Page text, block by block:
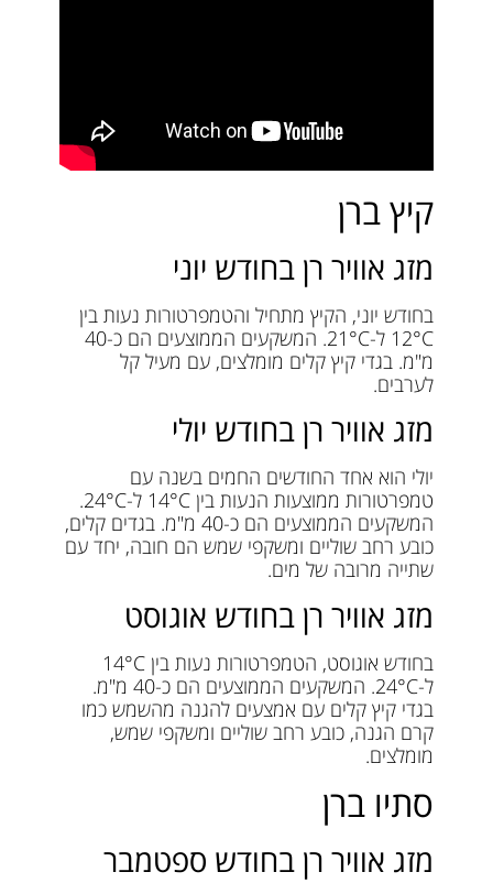
קיץ ברן
מזג אוויר רן בחודש יוני
בחודש יוני, הקיץ מתחיל והטמפרטורות נעות בין
12°C ל-21°C. המשקעים הממוצעים הם כ-40
מ"מ. בגדי קיץ קלים מומלצים, עם מעיל קל
לערבים.
מזג אוויר רן בחודש יולי
יולי הוא אחד החודשים החמים בשנה עם
טמפרטורות ממוצעות הנעות בין 14°C ל-24°C.
המשקעים הממוצעים הם כ-40 מ"מ. בגדים קלים,
כובע רחב שוליים ומשקפי שמש הם חובה, יחד עם
שתייה מרובה של מים.
מזג אוויר רן בחודש אוגוסט
בחודש אוגוסט, הטמפרטורות נעות בין 14°C
ל-24°C. המשקעים הממוצעים הם כ-40 מ"מ.
בגדי קיץ קלים עם אמצעים להגנה מהשמש כמו
קרם הגנה, כובע רחב שוליים ומשקפי שמש,
מומלצים.
סתיו ברן
מזג אוויר רן בחודש ספטמבר